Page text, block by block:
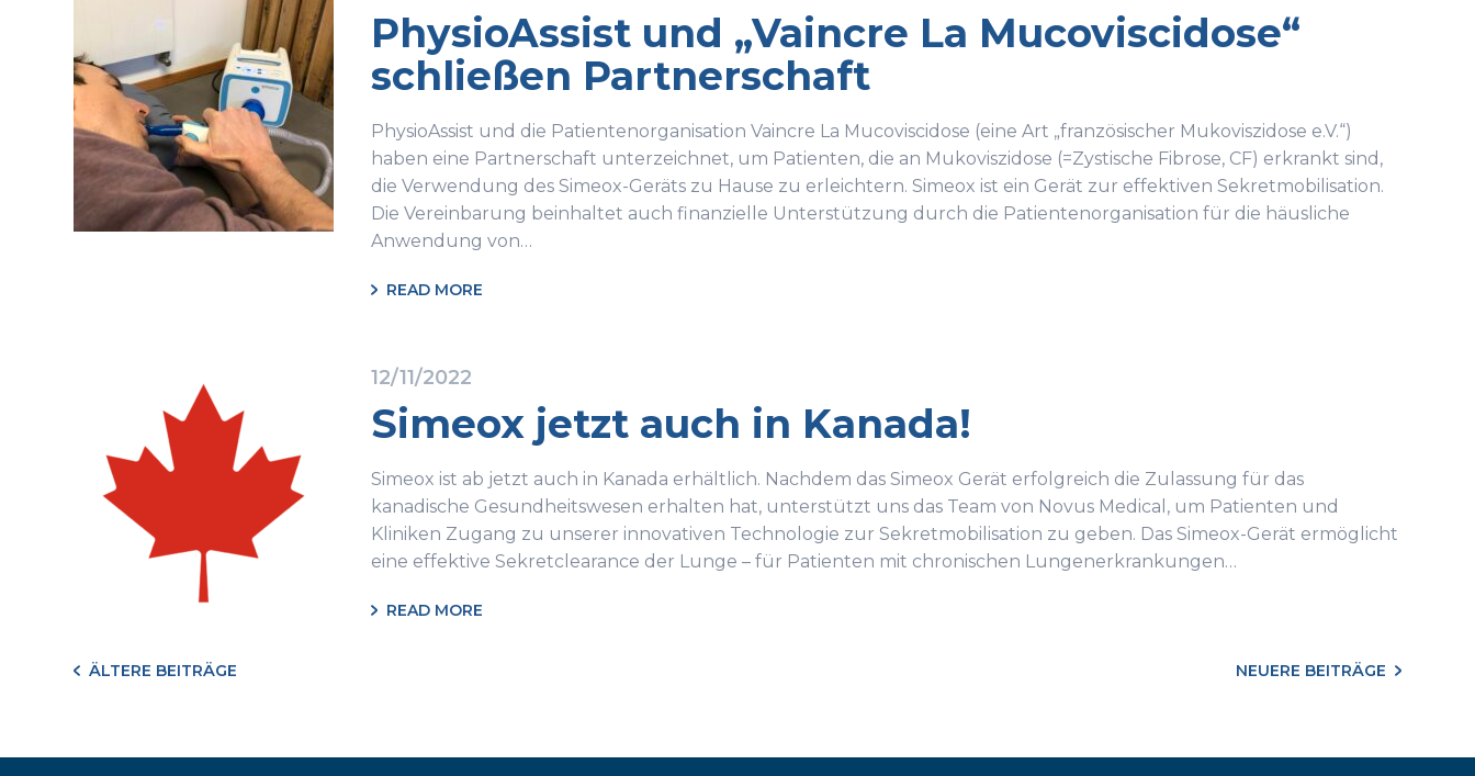
PhysioAssist und „Vaincre La Mucoviscidose“
schließen Partnerschaft
PhysioAssist und die Patientenorganisation Vaincre La Mucoviscidose (eine Art „französischer Mukoviszidose e.V.“)
haben eine Partnerschaft unterzeichnet, um Patienten, die an Mukoviszidose (=Zystische Fibrose, CF) erkrankt sind,
die Verwendung des Simeox-Geräts zu Hause zu erleichtern. Simeox ist ein Gerät zur effektiven Sekretmobilisation.
Die Vereinbarung beinhaltet auch finanzielle Unterstützung durch die Patientenorganisation für die häusliche
Anwendung von…
READ MORE
12/11/2022
Simeox jetzt auch in Kanada!
Simeox ist ab jetzt auch in Kanada erhältlich. Nachdem das Simeox Gerät erfolgreich die Zulassung für das
kanadische Gesundheitswesen erhalten hat, unterstützt uns das Team von Novus Medical, um Patienten und
Kliniken Zugang zu unserer innovativen Technologie zur Sekretmobilisation zu geben. Das Simeox-Gerät ermöglicht
eine effektive Sekretclearance der Lunge – für Patienten mit chronischen Lungenerkrankungen…
READ MORE
ÄLTERE BEITRÄGE NEUERE BEITRÄGE